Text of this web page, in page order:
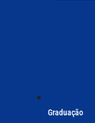
Graduação